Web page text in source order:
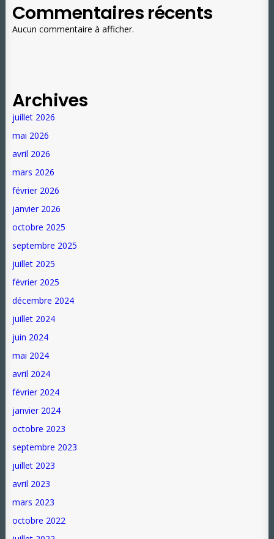
Commentaires récents
Aucun commentaire à afficher.
Archives
juillet 2026
mai 2026
avril 2026
mars 2026
février 2026
janvier 2026
octobre 2025
septembre 2025
juillet 2025
février 2025
décembre 2024
juillet 2024
juin 2024
mai 2024
avril 2024
février 2024
janvier 2024
octobre 2023
septembre 2023
juillet 2023
avril 2023
mars 2023
octobre 2022